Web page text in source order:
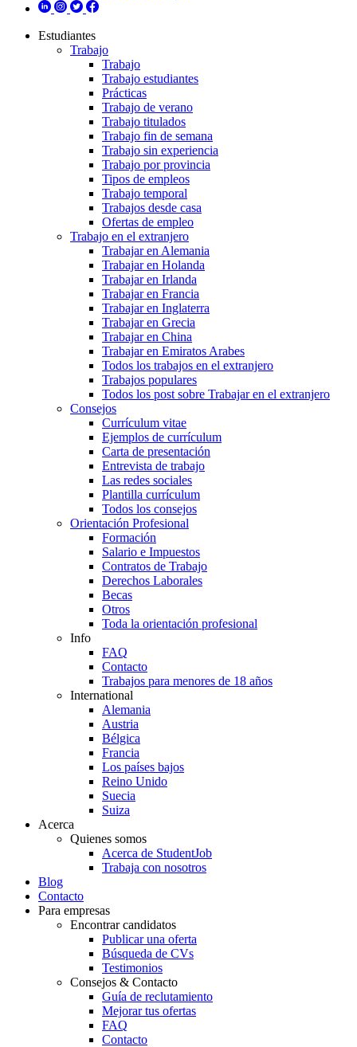
Estudiantes
Trabajo
Trabajo
Trabajo estudiantes
Prácticas
Trabajo de verano
Trabajo titulados
Trabajo fin de semana
Trabajo sin experiencia
Trabajo por provincia
Tipos de empleos
Trabajo temporal
Trabajos desde casa
Ofertas de empleo
Trabajo en el extranjero
Trabajar en Alemania
Trabajar en Holanda
Trabajar en Irlanda
Trabajar en Francia
Trabajar en Inglaterra
Trabajar en Grecia
Trabajar en China
Trabajar en Emiratos Arabes
Todos los trabajos en el extranjero
Trabajos populares
Todos los post sobre Trabajar en el extranjero
Consejos
Currículum vitae
Ejemplos de currículum
Carta de presentación
Entrevista de trabajo
Las redes sociales
Plantilla currículum
Todos los consejos
Orientación Profesional
Formación
Salario e Impuestos
Contratos de Trabajo
Derechos Laborales
Becas
Otros
Toda la orientación profesional
Info
FAQ
Contacto
Trabajos para menores de 18 años
International
Alemania
Austria
Bélgica
Francia
Los países bajos
Reino Unido
Suecia
Suiza
Acerca
Quienes somos
Acerca de StudentJob
Trabaja con nosotros
Blog
Contacto
Para empresas
Encontrar candidatos
Publicar una oferta
Búsqueda de CVs
Testimonios
Consejos & Contacto
Guía de reclutamiento
Mejorar tus ofertas
FAQ
Contacto